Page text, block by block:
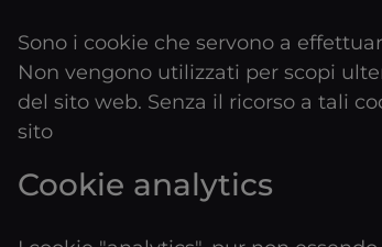
Sono i cookie che servono a
Non vengono utilizzati per scopi
del sito web. Senza il ricorso a tali
sito
Cookie analytics